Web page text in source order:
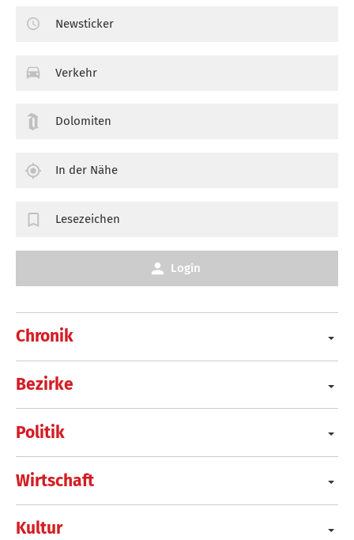
Chronik
Bezirke
Politik
Wirtschaft
Kultur
Newsticker
Verkehr
Dolomiten
In der Nähe
Lesezeichen
Login